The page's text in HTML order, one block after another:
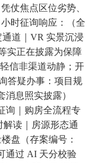
仗焦点区位劣势、
时征询响应：（全
道｜VR 实景沉浸
实正在披露为保障
信非渠道动静；开
答疑办事：项目规
息照实披露）
询｜购房全流程专
读｜房源形态通
盘（存案编号：
通过 AI 天分校验